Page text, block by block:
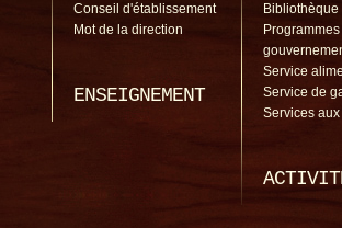
Conseil d'établissement
Mot de la direction
ENSEIGNEMENT
Bibliothèque
Programmes
Service
Service de
Services